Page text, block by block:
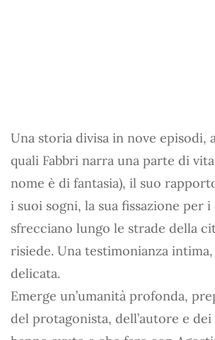
Una storia divisa in nove episodi,
quali Fabbri narra una parte di
nome è di fantasia), il suo
i suoi sogni, la sua fissazione per
sfrecciano lungo le strade della
risiede. Una testimonianza
delicata.
Emerge un’umanità profonda,
del protagonista, dell’autore e